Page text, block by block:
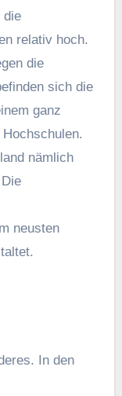
die
relativ hoch.
die
sich die
ganz
nämlich
neusten
In den